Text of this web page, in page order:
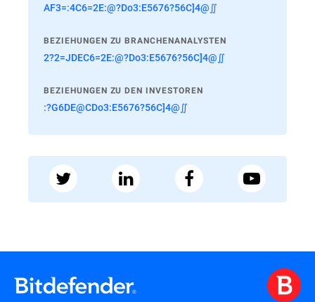
AF3=:4C6=2E:@?Do3:E5676?56C]4@∬
BEZIEHUNGEN ZU BRANCHENANALYSTEN
2?2=JDEC6=2E:@?Do3:E5676?56C]4@∬
BEZIEHUNGEN ZU DEN INVESTOREN
:?G6DE@CDo3:E5676?56C]4@∬